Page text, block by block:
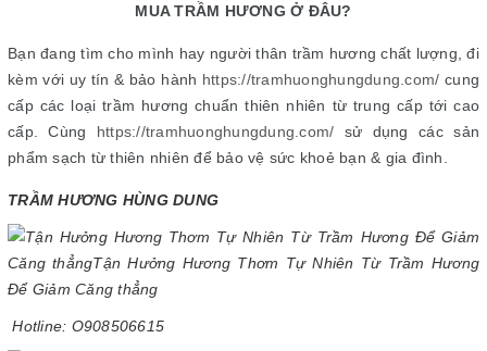
MUA TRẦM HƯƠNG Ở ĐÂU?
Bạn đang tìm cho mình hay người thân trầm hương chất lượng, đi
kèm với uy tín & bảo hành https://tramhuonghungdung.com/ cung
cấp các loại trầm hương chuẩn thiên nhiên từ trung cấp tới cao
cấp. Cùng https://tramhuonghungdung.com/ sử dụng các sản
phẩm sạch từ thiên nhiên để bảo vệ sức khoẻ bạn & gia đình.
TRẦM HƯƠNG HÙNG DUNG
Hotline: O908506615